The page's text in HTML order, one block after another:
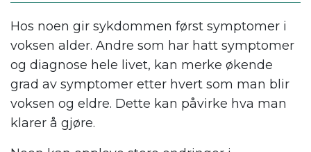
Hos noen gir sykdommen først symptomer i
voksen alder. Andre som har hatt symptomer
og diagnose hele livet, kan merke økende
grad av symptomer etter hvert som man blir
voksen og eldre. Dette kan påvirke hva man
klarer å gjøre.